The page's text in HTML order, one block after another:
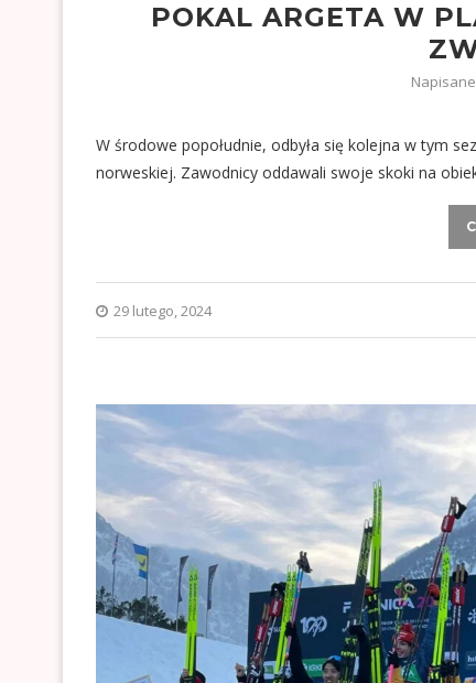
POKAL ARGETA W
W środowe popołudnie, odbyła się kolejna w tym
norweskiej. Zawodnicy oddawali swoje skoki na
29 lutego, 2024